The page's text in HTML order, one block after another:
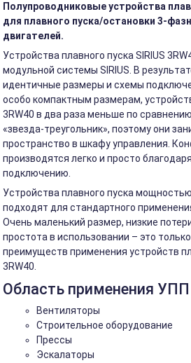
Полупроводниковые устройства
для плавного пуска/остановки 3-
двигателей.
Устройства плавного пуска SIRIUS
модульной системы SIRIUS. В
идентичные размеры и схемы
особо компактным размерам,
3RW40 в два раза меньше по
«звезда-треугольник», поэтому они
пространство в шкафу управления.
производятся легко и просто
подключению.
Устройства плавного пуска
подходят для стандартного
Очень маленький размер, низкие
простота в использовании – это
преимуществ применения устройств
3RW40.
Область применения УПП
Вентиляторы
Строительное оборудование
Прессы
Эскалаторы